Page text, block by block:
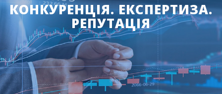
КОНКУРЕНЦІЯ. ЕКСПЕРТИЗА.
РЕПУТАЦІЯ